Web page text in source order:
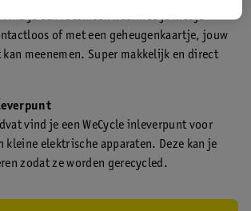
je een fotokiosk waarmee je met je
of met een geheugenkaartje, jouw
kan meenemen. Super makkelijk en direct
vind je een WeCycle inleverpunt voor
kleine elektrische apparaten. Deze kan je
zodat ze worden gerecycled.